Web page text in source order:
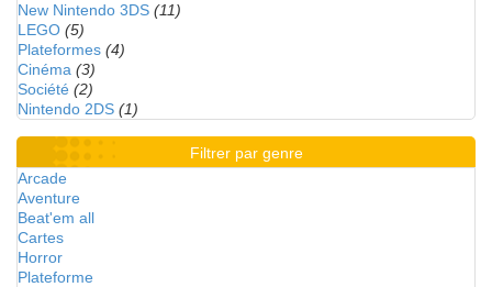
New Nintendo 3DS (11)
LEGO (5)
Plateformes (4)
Cinéma (3)
Société (2)
Nintendo 2DS (1)
Filtrer par genre
Arcade
Aventure
Beat'em all
Cartes
Horror
Plateforme